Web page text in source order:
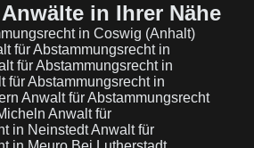
in Ihrer Nähe
in Coswig (Anhalt)
für Abstammungsrecht in
für Abstammungsrecht in
für Abstammungsrecht in
Anwalt für Abstammungsrecht
Anwalt für
in NeinstedtAnwalt für